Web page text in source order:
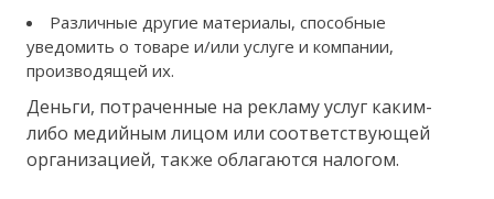
Различные другие материалы, способные
уведомить о товаре и/или услуге и компании,
производящей их.
Деньги, потраченные на рекламу услуг каким-
либо медийным лицом или соответствующей
организацией, также облагаются налогом.